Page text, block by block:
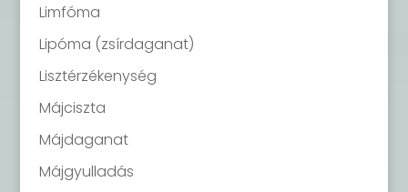
Limfóma
Lipóma (zsírdaganat)
Lisztérzékenység
Májciszta
Májdaganat
Májgyulladás